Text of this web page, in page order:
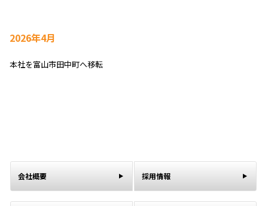
2026年4月
本社を富山市田中町へ移転
会社概要 採用情報